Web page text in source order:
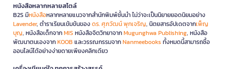
หนังสือหลากหลายสไตล์
B2S มีหนังสือหลากหลายแนวจากสำนักพิมพ์ชั้นนำ ไม่ว่าจะเป็นนิยายยอดนิยมอย่าง
Lavender, ตำราเรียนเข้มข้นของดร. ศุภวัฒน์ พุกเจริญ, นิตยสารอัปเดตจากเพ็ญ
บุญ, หนังสือเด็กจากMIS หนังสือจิตวิทยาจากMugunghwa Publishing, หนังสือ
พัฒนาตนเองจากKOOB และวรรณกรรมจากNanmeebooks ทั้งหมดนี้สามารถซื้อ
ออนไลน์ได้อย่างง่ายดายเพียงคลิกเดียว